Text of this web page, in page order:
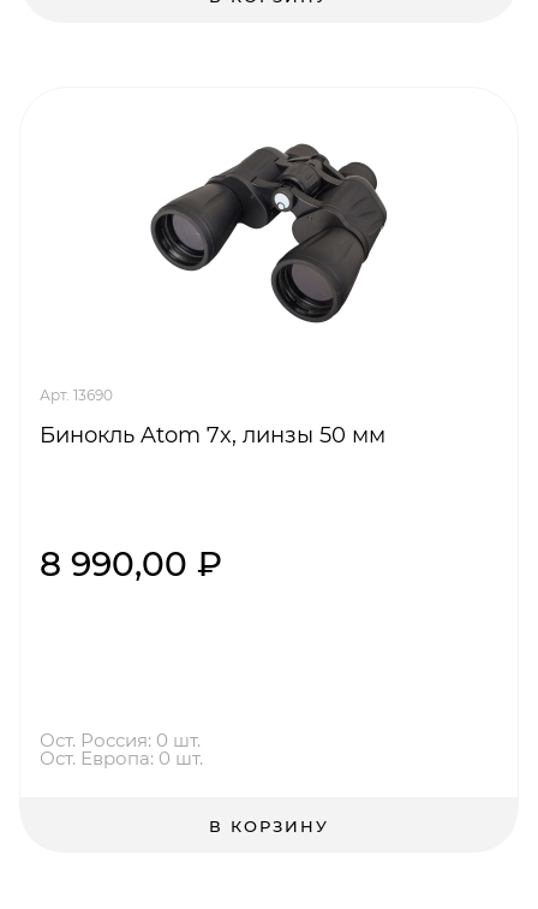
Арт. 13690
Бинокль Atom 7x, линзы 50 мм
8 990,00 ₽
Ост. Россия: 0 шт.
Ост. Европа: 0 шт.
В КОРЗИНУ